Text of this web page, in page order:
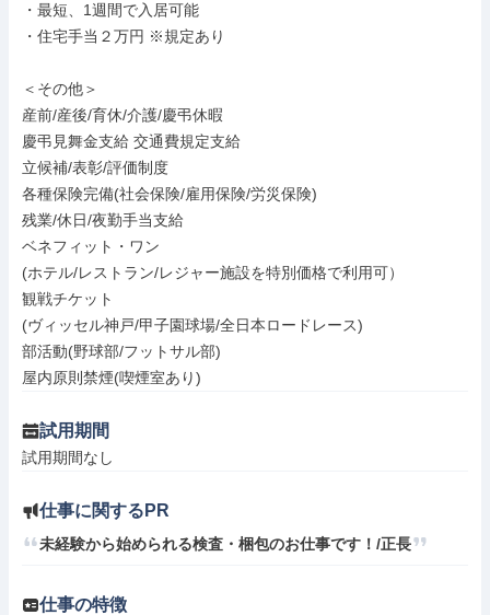
・最短、1週間で入居可能
・住宅手当２万円 ※規定あり
＜その他＞
産前/産後/育休/介護/慶弔休暇
慶弔見舞金支給 交通費規定支給
立候補/表彰/評価制度
各種保険完備(社会保険/雇用保険/労災保険)
残業/休日/夜勤手当支給
ベネフィット・ワン
(ホテル/レストラン/レジャー施設を特別価格で利用可）
観戦チケット
(ヴィッセル神戸/甲子園球場/全日本ロードレース)
部活動(野球部/フットサル部)
屋内原則禁煙(喫煙室あり)
試用期間
試用期間なし
仕事に関するPR
未経験から始められる検査・梱包のお仕事です！/正長
仕事の特徴